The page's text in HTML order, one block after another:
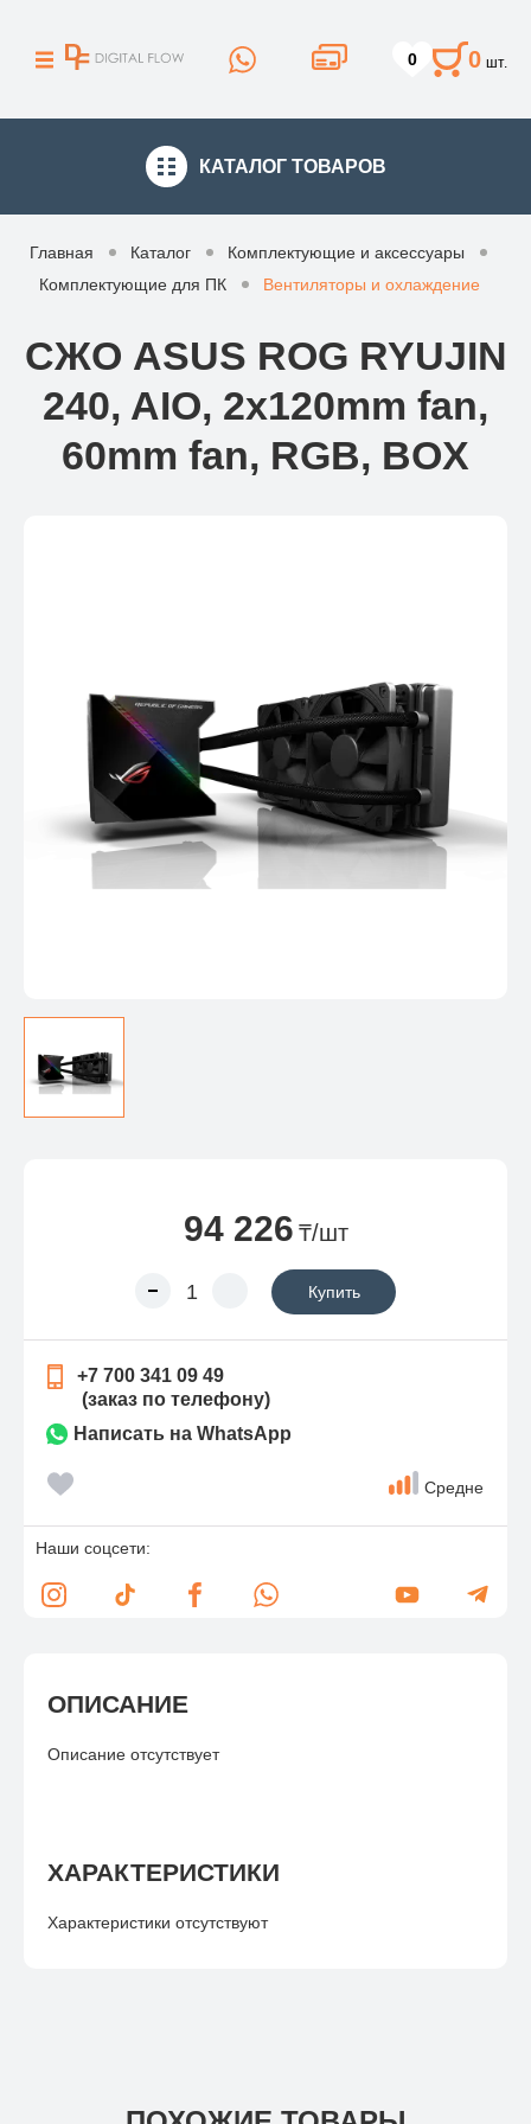
0 0 шт.
КАТАЛОГ ТОВАРОВ
Главная Каталог
Комплектующие и аксессуары
Комплектующие для ПК
Вентиляторы и охлаждение
СЖО ASUS ROG RYUJIN
240, AIO, 2x120mm fan,
60mm fan, RGB, BOX
ОПИСАНИЕ
Описание отсутствует
ХАРАКТЕРИСТИКИ
Характеристики отсутствуют
94 226 ₸/шт
Купить
+7 700 341 09 49
(заказ по телефону)
Написать на WhatsApp
Средне
Наши соцсети: